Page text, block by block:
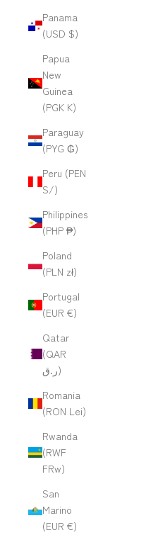
Panama
(USD $)
Papua
New
Guinea
(PGK K)
Paraguay
(PYG ₲)
Peru (PEN
S/)
Philippines
(PHP ₱)
Poland
(PLN zł)
Portugal
(EUR €)
Qatar
(QAR
ر.ق)
Romania
(RON Lei)
Rwanda
(RWF
FRw)
San
Marino
(EUR €)